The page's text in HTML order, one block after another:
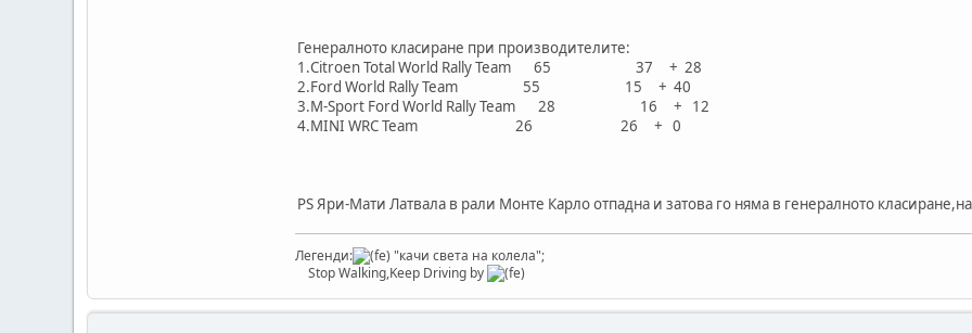
Генералното класиране при производителите:
1.Citroen Total World Rally Team 65 37 + 28
2.Ford World Rally Team 55 15 + 40
3.M-Sport Ford World Rally Team 28 16 + 12
4.MINI WRC Team 26 26 + 0
PS Яри-Мати Латвала в рали Монте Карло отпадна и затова го няма в генералното
Легенди:
"качи света на колела";
Stop Walking,Keep Driving by